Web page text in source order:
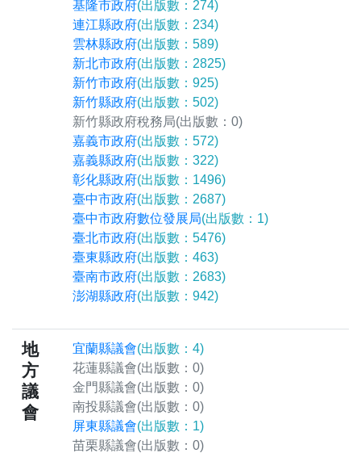
基隆市政府(出版數：274)
連江縣政府(出版數：234)
雲林縣政府(出版數：589)
新北市政府(出版數：2825)
新竹市政府(出版數：925)
新竹縣政府(出版數：502)
新竹縣政府稅務局(出版數：0)
嘉義市政府(出版數：572)
嘉義縣政府(出版數：322)
彰化縣政府(出版數：1496)
臺中市政府(出版數：2687)
臺中市政府數位發展局(出版數：1)
臺北市政府(出版數：5476)
臺東縣政府(出版數：463)
臺南市政府(出版數：2683)
澎湖縣政府(出版數：942)
地
方
議
會
宜蘭縣議會(出版數：4)
花蓮縣議會(出版數：0)
金門縣議會(出版數：0)
南投縣議會(出版數：0)
屏東縣議會(出版數：1)
苗栗縣議會(出版數：0)